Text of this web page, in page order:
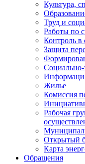
Культура,
Труд и
Работы по
Контроль в
Защита
Социально-
Жилье
Комиссия
Рабочая
Открытый
Карта
Обращения